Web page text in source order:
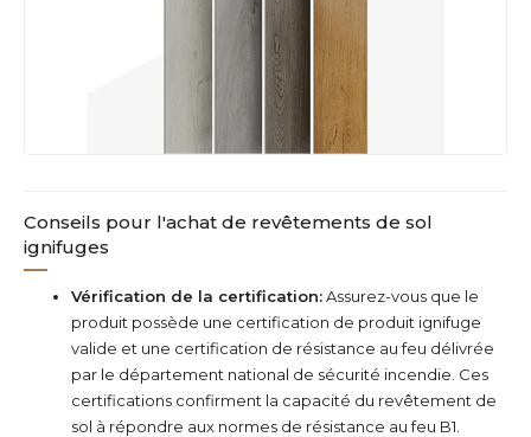
Conseils pour l'achat de revêtements de sol
ignifuges
Vérification de la certification:Assurez-vous que le
produit possède une certification de produit ignifuge
valide et une certification de résistance au feu délivrée
par le département national de sécurité incendie. Ces
certifications confirment la capacité du revêtement de
sol à répondre aux normes de résistance au feu B1.